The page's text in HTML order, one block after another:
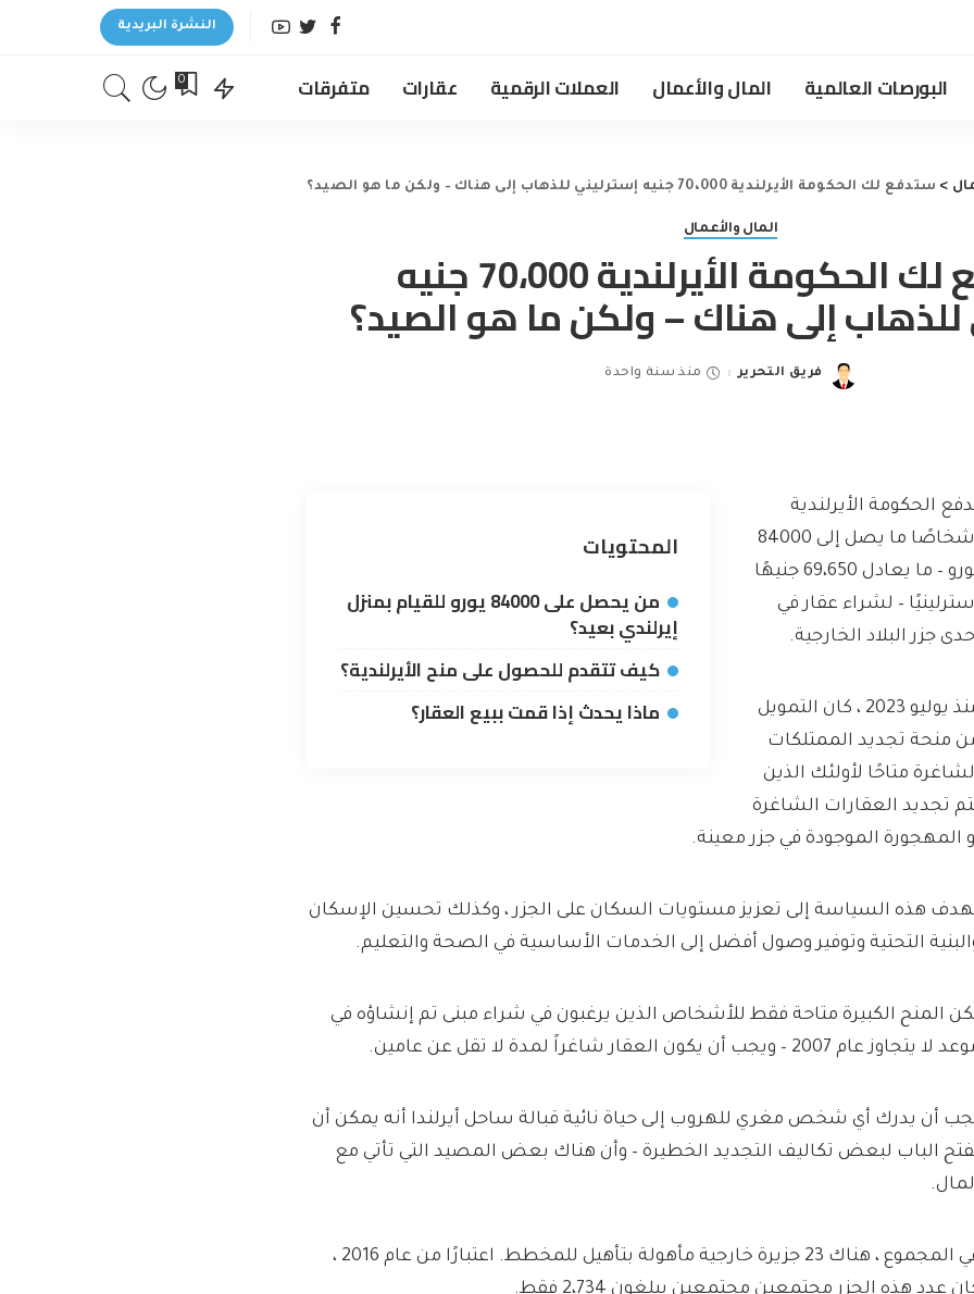
النشرة البريدية
البورصات العالمية المال والأعمال العملات الرقمية عقارات متفرقات 0
> ستدفع لك الحكومة الأيرلندية 70،000 جنيه إسترليني للذهاب إلى هناك – ولكن ما هو الصيد؟
المال والأعمال
ستدفع لك الحكومة الأيرلندية 70،000 جنيه
للذهاب إلى هناك – ولكن ما هو الصيد؟
Posted
فريق التحرير منذ سنة واحدة
المحتويات
من يحصل على 84000 يورو للقيام بمنزل
إيرلندي بعيد؟
كيف تتقدم للحصول على منح الأيرلندية؟
ماذا يحدث إذا قمت ببيع العقار؟
الحكومة الأيرلندية
أشخاصًا ما يصل إلى 84000
يورو – ما يعادل 69،650 جنيهًا
– لشراء عقار في
جزر البلاد الخارجية.
منذ يوليو 2023 ، كان التمويل
منحة تجديد الممتلكات
متاحًا لأولئك الذين
تجديد العقارات الشاغرة
المهجورة الموجودة في جزر معينة.
هذه السياسة إلى تعزيز مستويات السكان على الجزر ، وكذلك تحسين الإسكان
التحتية وتوفير وصول أفضل إلى الخدمات الأساسية في الصحة والتعليم.
المنح الكبيرة متاحة فقط للأشخاص الذين يرغبون في شراء مبنى تم إنشاؤه في
لا يتجاوز عام 2007 – ويجب أن يكون العقار شاغراً لمدة لا تقل عن عامين.
أن يدرك أي شخص مغري للهروب إلى حياة نائية قبالة ساحل أيرلندا أنه يمكن أن
الباب لبعض تكاليف التجديد الخطيرة – وأن هناك بعض المصيد التي تأتي مع
في المجموع ، هناك 23 جزيرة خارجية مأهولة بتأهيل للمخطط. اعتبارًا من عام 2016 ،
عدد هذه الجزر مجتمعين مجتمعين يبلغون 2،734 فقط.